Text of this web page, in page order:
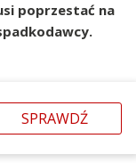
poprzestać na
SPRAWDŹ